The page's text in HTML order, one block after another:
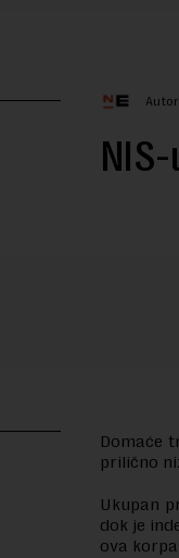
Domaće
prilično
Ukupan
dok je
ova